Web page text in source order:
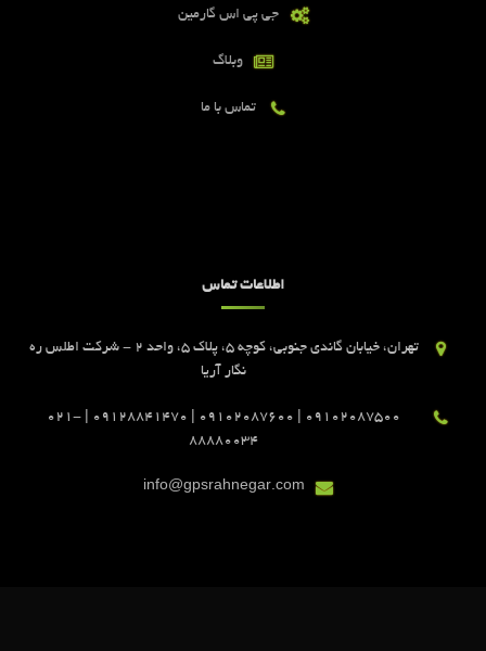
جی پی اس گارمین
وبلاگ
تماس با ما
اطلاعات تماس
تهران، خیابان گاندی جنوبی، کوچه 5، پلاک 5، واحد 2 - شرکت اطلس ره
نگار آریا
09102087500 | 09102087600 | 09128841470 | 021-
88880034
info@gpsrahnegar.com